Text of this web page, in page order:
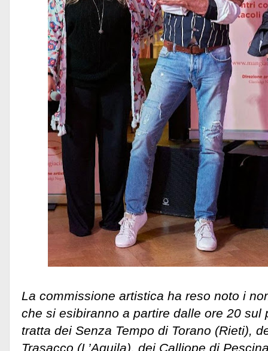
La commissione artistica ha reso noto i
che si esibiranno a partire dalle ore 20 sul
tratta dei Senza Tempo di Torano (Rieti),
Trasacco (L’Aquila), dei Calliope di